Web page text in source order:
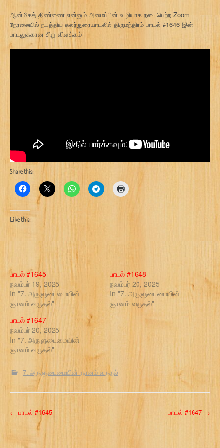
ஆன்மிகத் திண்ணை என்னும் அமைப்பின் வழியாக நடைபெற்ற Zoom
நேரலையில் நடத்திய கலந்துரையாடலில் திருமந்திரம் பாடல் #1646 இன்
பாடலுக்கான சிறு விளக்கம்
Share this:
Like this:
பாடல் #1645
நவம்பர் 19, 2025
In "7. அருளுடைமையின்
ஞானம் வருதல்"
பாடல் #1648
நவம்பர் 20, 2025
In "7. அருளுடைமையின்
ஞானம் வருதல்"
பாடல் #1647
நவம்பர் 20, 2025
In "7. அருளுடைமையின்
ஞானம் வருதல்"
7. அருளுடைமையின் ஞானம் வருதல்
P
o
← பாடல் #1645 பாடல் #1647 →